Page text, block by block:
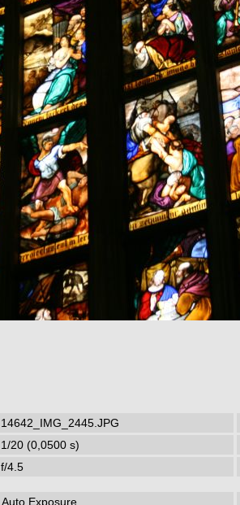
14642_IMG_2445.JPG
1/20 (0,0500 s)
f/4.5
Auto Exposure